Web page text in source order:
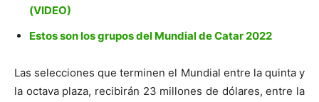
(VIDEO)
Estos son los grupos del Mundial de Catar 2022
Las selecciones que terminen el Mundial entre la quinta y
la octava plaza, recibirán 23 millones de dólares, entre la